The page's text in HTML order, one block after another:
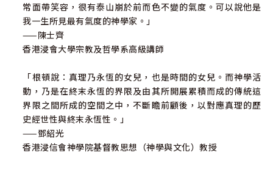
常面帶笑容，很有泰山崩於前而色不變的氣度。可以說他是
我一生所見最有氣度的神學家。」
——陳士齊
香港浸會大學宗教及哲學系高級講師
「根頓說：真理乃永恆的女兒，也是時間的女兒。而神學活
動，乃是在終末永恆的界限及由其所開展累積而成的傳統這
界限之間所成的空間之中，不斷瞻前顧後，以對應真理的歷
史經世性與終末永恆性。」
——鄧紹光
香港浸信會神學院基督教思想（神學與文化）教授